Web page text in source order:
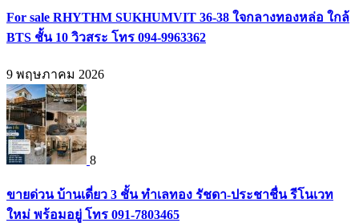
For sale RHYTHM SUKHUMVIT 36-38 ใจกลางทองหล่อ ใกล้
BTS ชั้น 10 วิวสระ โทร 094-9963362
9 พฤษภาคม 2026
8
ขายด่วน บ้านเดี่ยว 3 ชั้น ทำเลทอง รัชดา-ประชาชื่น รีโนเวท
ใหม่ พร้อมอยู่ โทร 091-7803465